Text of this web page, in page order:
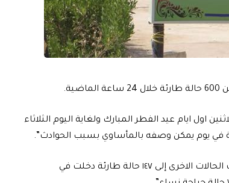
اول ايام عيد الفطر المبارك ولغاية اليوم الثلاثاء
واوضح، انه “سُجلت ٦٠ حالة بين حادث سير و مشاجرة، فيما توزعت الحالات الاخرى إلى ١٤٧ حالة طارئة دخلت في